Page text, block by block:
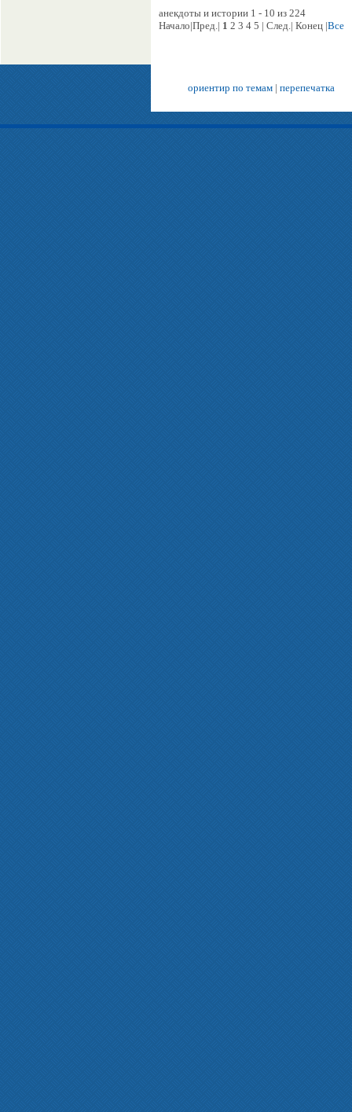
анекдоты и истории 1 - 10 из 224
Начало|Пред.| 1 2 3 4 5 | След.| Конец |Все
ориентир по темам | перепечатка